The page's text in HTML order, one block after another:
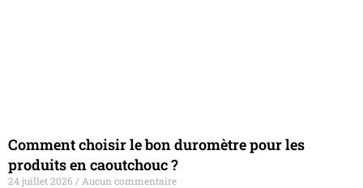
Comment choisir le bon duromètre pour les
produits en caoutchouc ?
24 juillet 2026
Aucun commentaire